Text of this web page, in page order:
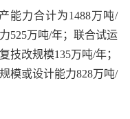
力合计为1488万吨/
525万吨/年；联合试运
技改规模135万吨/年；
模或设计能力828万吨/